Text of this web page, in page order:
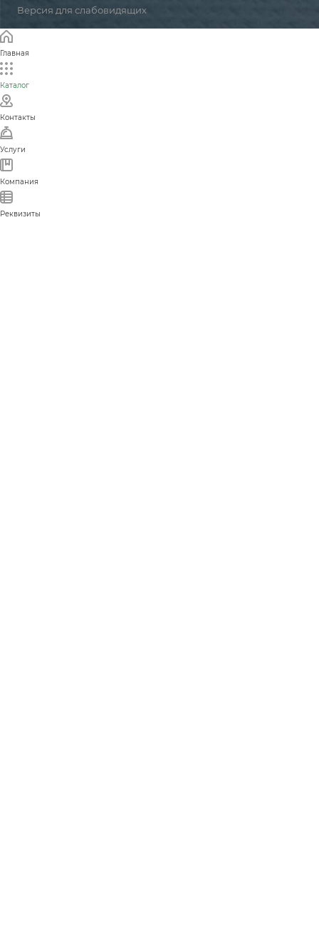
Версия для слабовидящих
Главная
Каталог
Контакты
Услуги
Компания
Реквизиты